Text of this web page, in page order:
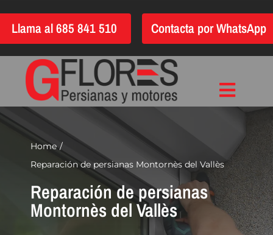
contenido
Llama al 685 841 510 Contacta por WhatsApp
Toggle
Instalación
Reparación
Motorización
Automatización
Home
Reparación de persianas Montornès del Vallès
Reparación de persianas
Montornès del Vallès